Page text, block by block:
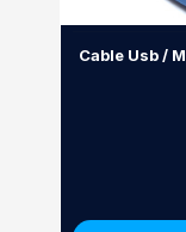
Cable Usb /